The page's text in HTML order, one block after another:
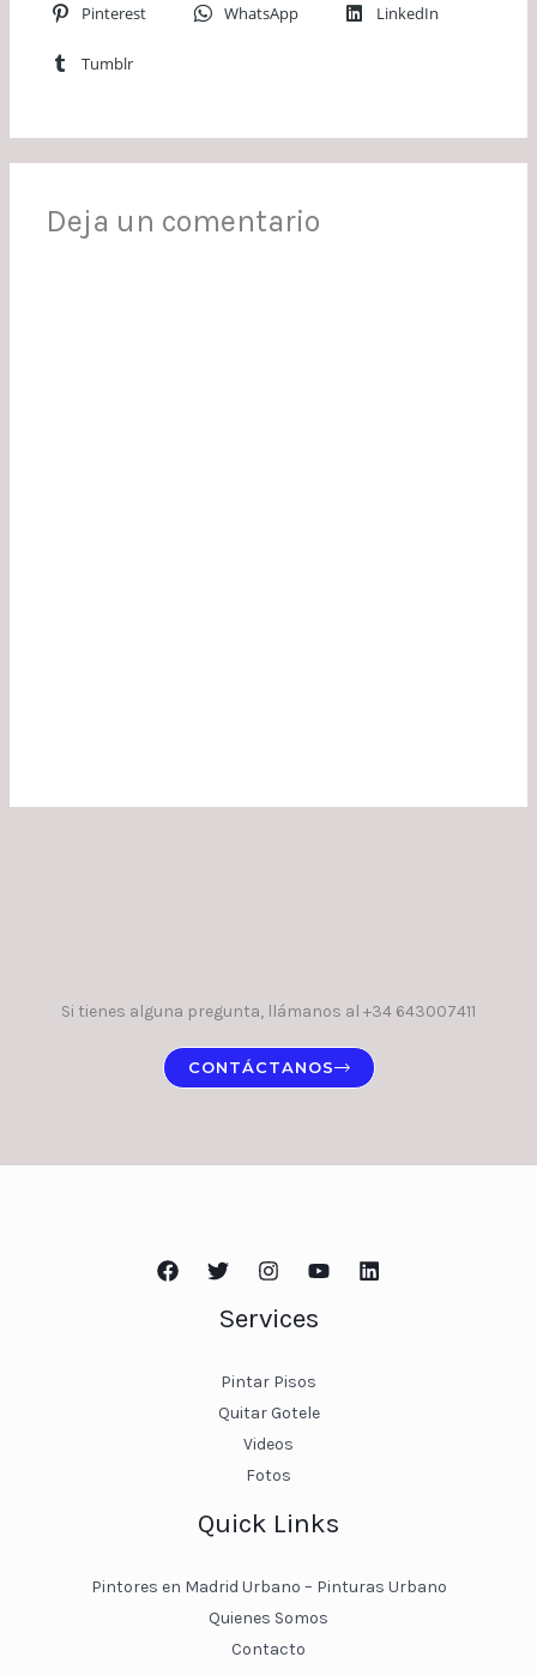
Pinterest WhatsApp LinkedIn
Tumblr
Deja un comentario
Si tienes alguna pregunta, llámanos al +34 643007411
CONTÁCTANOS
Services
Pintar Pisos
Quitar Gotele
Videos
Fotos
Quick Links
Pintores en Madrid Urbano – Pinturas Urbano
Quienes Somos
Contacto